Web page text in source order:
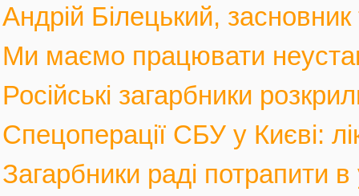
Андрій Білецький,
Ми маємо працювати
Російські загарбники
Спецоперації СБУ у Києві:
Загарбники раді потрапити